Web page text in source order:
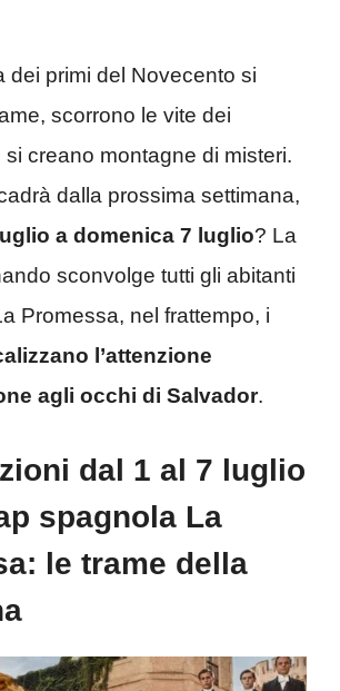
dei primi del Novecento si
scorrono le vite dei
creano montagne di misteri.
dalla prossima settimana,
a domenica 7 luglio? La
sconvolge tutti gli abitanti
Promessa, nel frattempo, i
l’attenzione
agli occhi di Salvador.
dal 1 al 7 luglio
spagnola La
le trame della